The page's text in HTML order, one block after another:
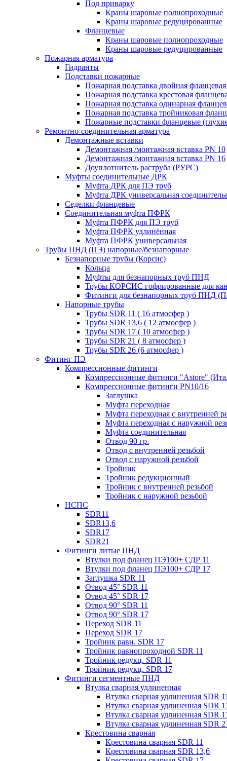
Под приварку
Краны шаровые полнопроходные
Краны шаровые редуцированные
Фланцевые
Краны шаровые полнопроходные
Краны шаровые редуцированные
Пожарная арматура
Гидранты
Подставки пожарные
Пожарная подставка двойная
Пожарная подставка крестовая
Пожарная подставка одинарная
Пожарная подставка тройниковая
Пожарные подставки фланцевые
Ремонтно-соединительная арматура
Демонтажные вставки
Демонтажная /монтажная вставка PN 10
Демонтажная /монтажная вставка PN 16
Доуплотнитель раструба (РУРС)
Муфты соединительные ДРК
Муфта ДРК для ПЭ труб
Муфта ДРК универсальная
Седелки фланцевые
Соединительная муфта ПФРК
Муфта ПФРК для ПЭ труб
Муфта ПФРК удлинённая
Муфта ПФРК универсальная
Трубы ПНД (ПЭ) напорные/безнапорные
Безнапорные трубы (Корсис)
Кольца
Муфты для безнапорных труб ПНД
Трубы КОРСИС гофрированные для
Фитинги для безнапорных труб ПНД
Напорные трубы
Трубы SDR 11 ( 16 атмосфер )
Трубы SDR 13,6 ( 12 атмосфер )
Трубы SDR 17 ( 10 атмосфер )
Трубы SDR 21 ( 8 атмосфер )
Трубы SDR 26 (6 атмосфер )
Фитинг ПЭ
Компрессионные фитинги
Компрессионные фитинги "Astore"
Компрессионные фитинги PN10/16
Заглушка
Муфта переходная
Муфта переходная с внутренней
Муфта переходная с наружной
Муфта соединительная
Отвод 90 гр.
Отвод с внутренней резьбой
Отвод с наружной резьбой
Тройник
Тройник редукционный
Тройник с внутренней резьбой
Тройник с наружной резьбой
НСПС
SDR11
SDR13,6
SDR17
SDR21
Фитинги литые ПНД
Втулки под фланец ПЭ100+ СДР 11
Втулки под фланец ПЭ100+ СДР 17
Заглушка SDR 11
Отвод 45° SDR 11
Отвод 45° SDR 17
Отвод 90° SDR 11
Отвод 90° SDR 17
Переход SDR 11
Переход SDR 17
Тройник равн. SDR 17
Тройник равнопроходной SDR 11
Тройник редукц. SDR 11
Тройник редукц. SDR 17
Фитинги сегментные ПНД
Втулка сварная удлиненная
Втулка сварная удлиненная SDR 11
Втулка сварная удлиненная SDR
Втулка сварная удлиненная SDR
Втулка сварная удлиненная SDR
Крестовина сварная
Крестовина сварная SDR 11
Крестовина сварная SDR 13,6